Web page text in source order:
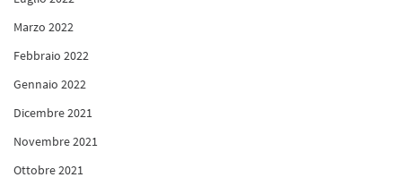
Marzo 2022
Febbraio 2022
Gennaio 2022
Dicembre 2021
Novembre 2021
Ottobre 2021